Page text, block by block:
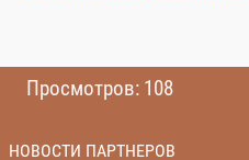
Просмотров: 108
НОВОСТИ ПАРТНЕРОВ